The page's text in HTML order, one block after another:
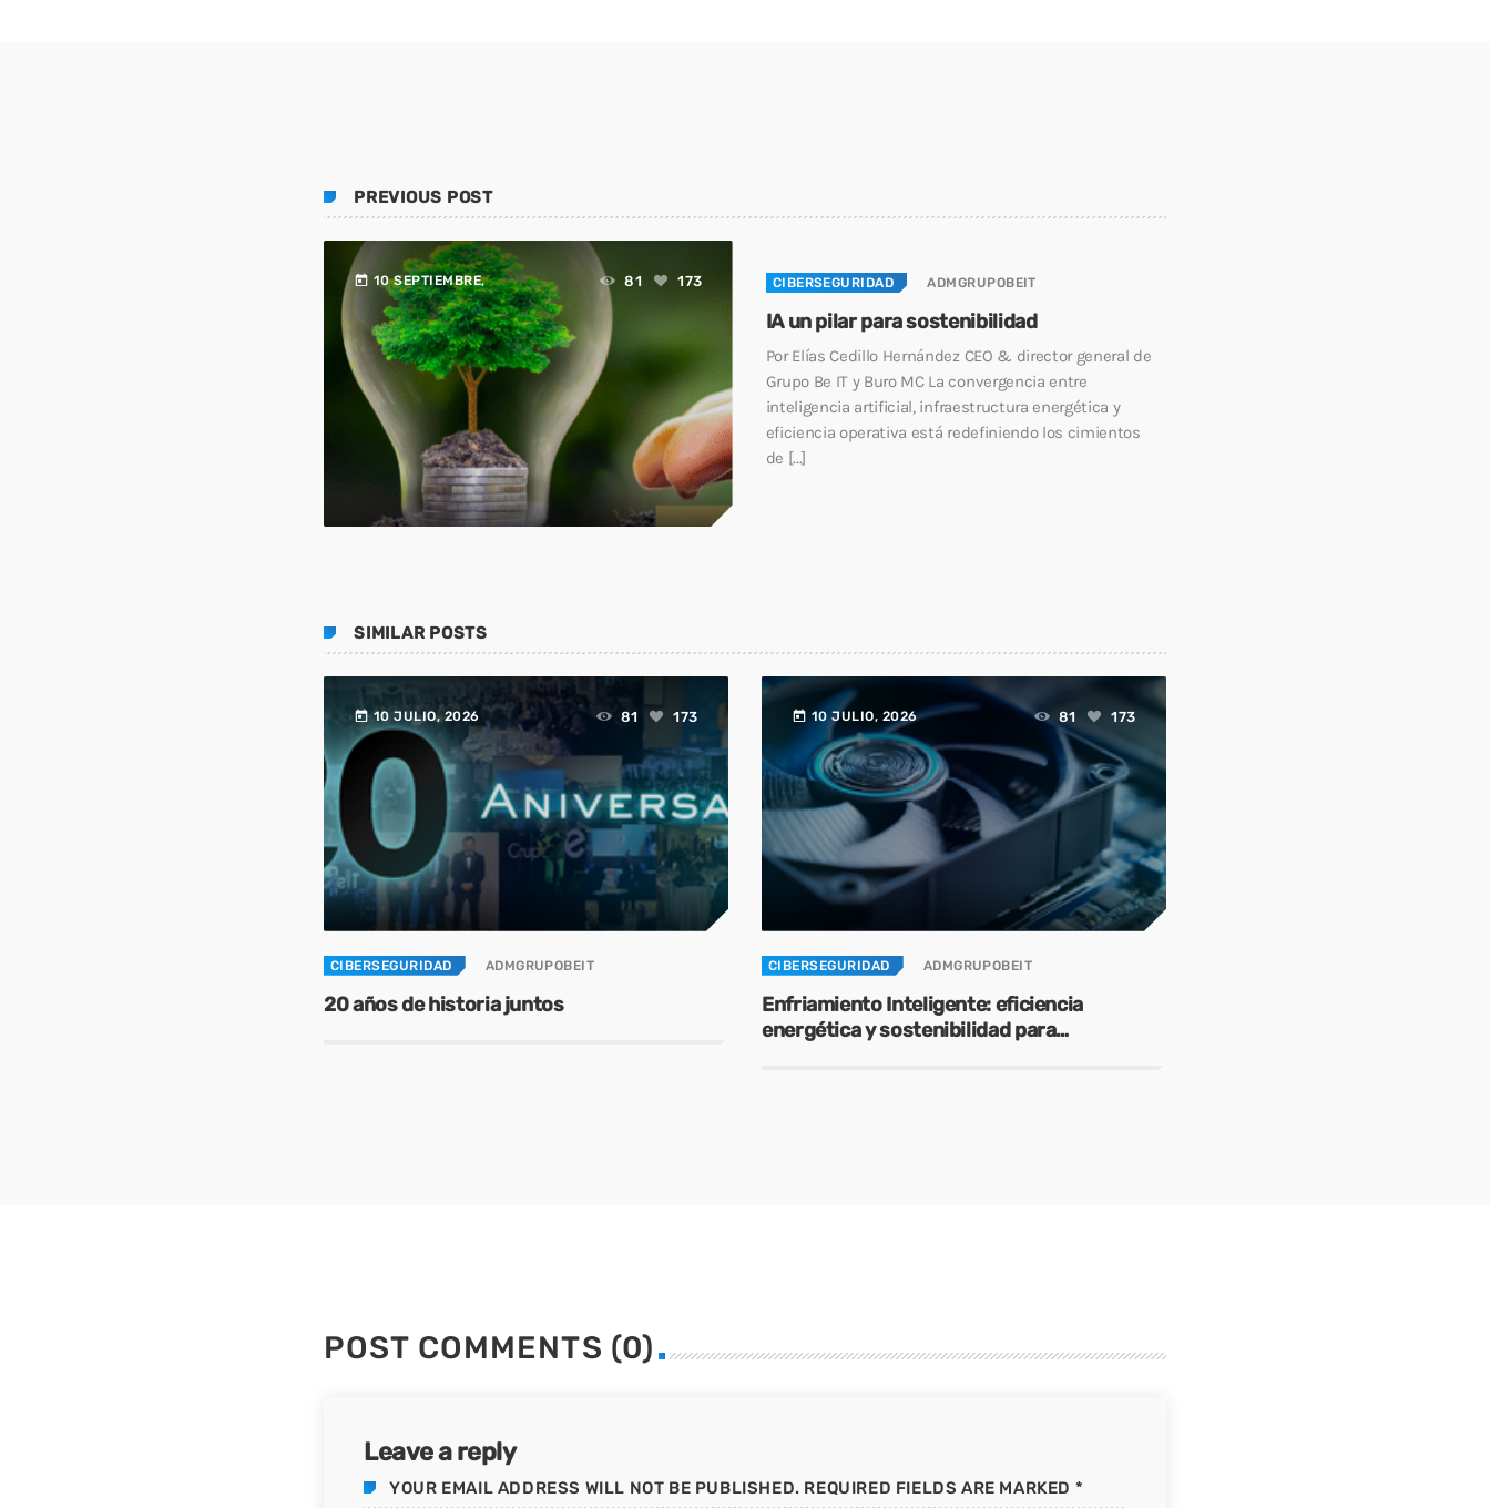
PREVIOUS POST
today 10 SEPTIEMBRE,
2025
81 173 CIBERSEGURIDAD ADMGRUPOBEIT
IA un pilar para sostenibilidad
Por Elías Cedillo Hernández CEO & director general de
Grupo Be IT y Buro MC La convergencia entre
inteligencia artificial, infraestructura energética y
eficiencia operativa está redefiniendo los cimientos
de [...]
SIMILAR POSTS
today 10 JULIO, 2026 81 173
CIBERSEGURIDAD ADMGRUPOBEIT
20 años de historia juntos
today 10 JULIO, 2026 81 173
CIBERSEGURIDAD ADMGRUPOBEIT
Enfriamiento Inteligente: eficiencia
energética y sostenibilidad para
POST COMMENTS (0)
Leave a reply
YOUR EMAIL ADDRESS WILL NOT BE PUBLISHED. REQUIRED FIELDS ARE MARKED *